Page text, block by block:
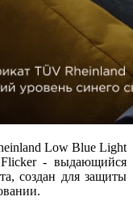
Low Blue Light
- выдающийся
создан для защиты